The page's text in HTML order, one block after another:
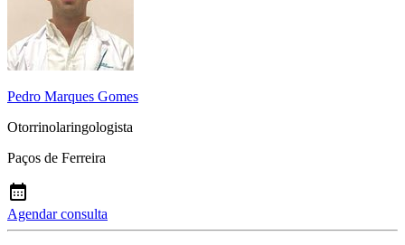
Pedro Marques Gomes
Otorrinolaringologista
Paços de Ferreira
Agendar consulta